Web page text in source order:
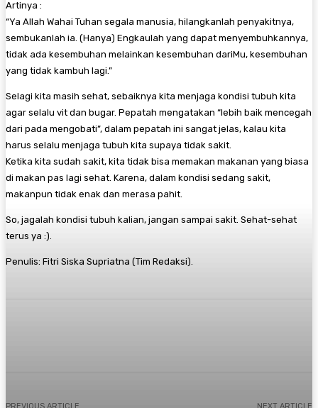
Artinya :
“Ya Allah Wahai Tuhan segala manusia, hilangkanlah penyakitnya,
sembukanlah ia. (Hanya) Engkaulah yang dapat menyembuhkannya,
tidak ada kesembuhan melainkan kesembuhan dariMu, kesembuhan
yang tidak kambuh lagi.”
Selagi kita masih sehat, sebaiknya kita menjaga kondisi tubuh kita
agar selalu vit dan bugar. Pepatah mengatakan “lebih baik mencegah
dari pada mengobati”, dalam pepatah ini sangat jelas, kalau kita
harus selalu menjaga tubuh kita supaya tidak sakit.
Ketika kita sudah sakit, kita tidak bisa memakan makanan yang biasa
di makan pas lagi sehat. Karena, dalam kondisi sedang sakit,
makanpun tidak enak dan merasa pahit.
So, jagalah kondisi tubuh kalian, jangan sampai sakit. Sehat-sehat
terus ya :).
Penulis: Fitri Siska Supriatna (Tim Redaksi).
PREVIOUS ARTICLE NEXT ARTICLE